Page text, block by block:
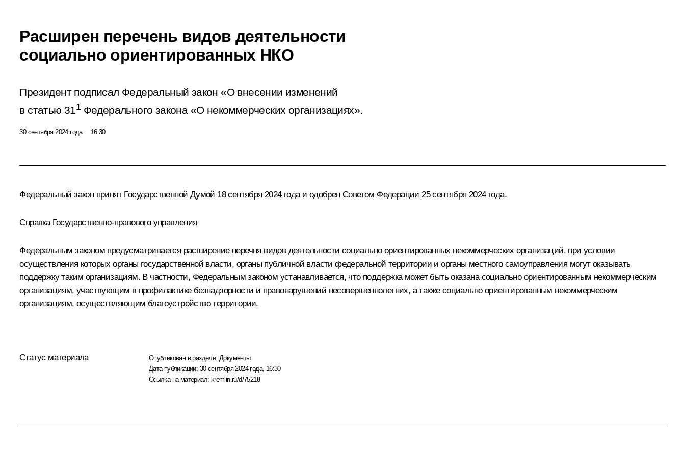
Расширен перечень видов деятельности
социально ориентированных НКО
Президент подписал Федеральный закон «О внесении изменений
в статью 311Федерального закона «О некоммерческих организациях».
30 сентября 2024 года 16:30
Федеральный закон принят Государственной Думой 18 сентября 2024 года и одобрен Советом Федерации 25 сентября 2024 года.
Справка Государственно-правового управления
Федеральным законом предусматривается расширение перечня видов деятельности социально ориентированных некоммерческих организаций, при условии
осуществления которых органы государственной власти, органы публичной власти федеральной территории и органы местного самоуправления могут оказывать
поддержку таким организациям. В частности, Федеральным законом устанавливается, что поддержка может быть оказана социально ориентированным некоммерческим
организациям, участвующим в профилактике безнадзорности и правонарушений несовершеннолетних, a также социально ориентированным некоммерческим
организациям, осуществляющим благоустройство территории.
Статус материала Опубликован в разделе: Документы
Дата публикации: 30 сентября 2024 года, 16:30
Ссылка на материал: kremlin.ru/d/75218